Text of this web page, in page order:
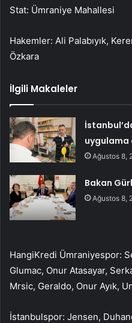
Stat: Ümraniye Mahallesi
Hakemler: Ali Palabıyık,
Özkara
İlgili Makaleler
uygulama
Ağustos 8,
Bakan
Ağustos 8,
HangiKredi Ümraniyespor:
Glumac, Onur Atasayar,
Mrsic, Geraldo, Onur Ayık,
İstanbulspor: Jensen,